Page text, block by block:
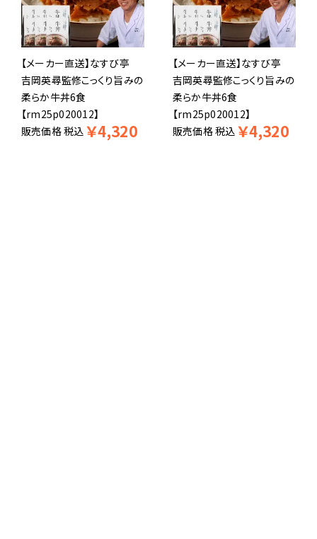
【メーカー直送】なすび亭
吉岡英尋監修こっくり旨みの
柔らか牛丼6食
【rm25p020012】
販売価格税込 ￥4,320
【メーカー直送】なすび亭
吉岡英尋監修こっくり旨みの
柔らか牛丼6食
【rm25p020012】
販売価格税込 ￥4,320